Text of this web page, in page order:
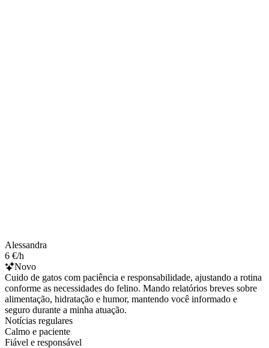
Alessandra
6 €/h
Novo
Cuido de gatos com paciência e responsabilidade, ajustando a rotina
conforme as necessidades do felino. Mando relatórios breves sobre
alimentação, hidratação e humor, mantendo você informado e
seguro durante a minha atuação.
Notícias regulares
Calmo e paciente
Fiável e responsável